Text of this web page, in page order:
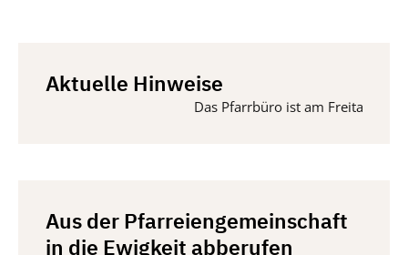
Aktuelle Hinweise
Das Pfarrbüro ist am Freitag, 14.
Aus der Pfarreiengemeinschaft
in die Ewigkeit abberufen